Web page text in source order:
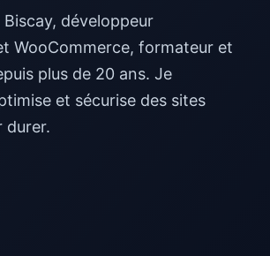
développeur
WooCommerce, formateur et
plus de 20 ans. Je
et sécurise des sites
durer.